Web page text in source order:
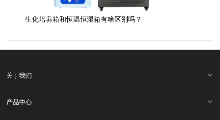
生化培养箱和恒温恒湿箱有啥区别吗？
关于我们
产品中心